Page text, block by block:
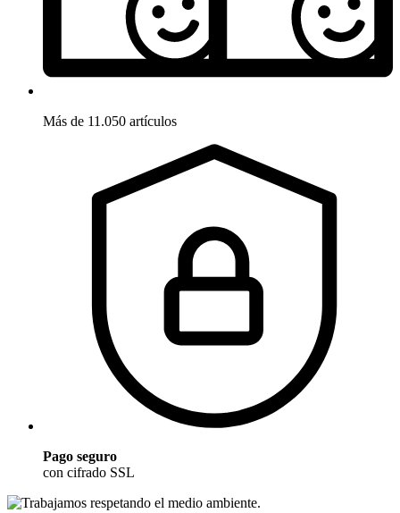
Más de 11.050 artículos
Pago seguro
con cifrado SSL